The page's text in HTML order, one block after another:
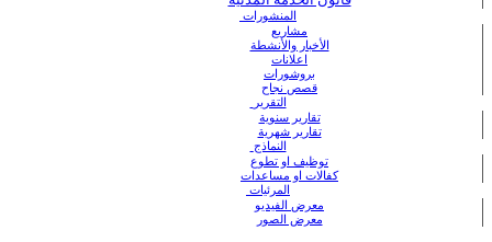
المنشورات
مشاريع
الأخبار والأنشطة
اعلانات
بروشورات
قصص نجاح
التقرير
تقارير سنوية
تقارير شهرية
النماذج
توظيف او تطوع
كفالات او مساعدات
المرئيات
معرض الفيديو
معرض الصور